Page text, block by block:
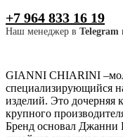
+7 964 833 16 19
Наш менеджер в Telegram
GIANNI CHIARINI
специализирующийся
изделий. Это
крупного
Бренд основал Джанни